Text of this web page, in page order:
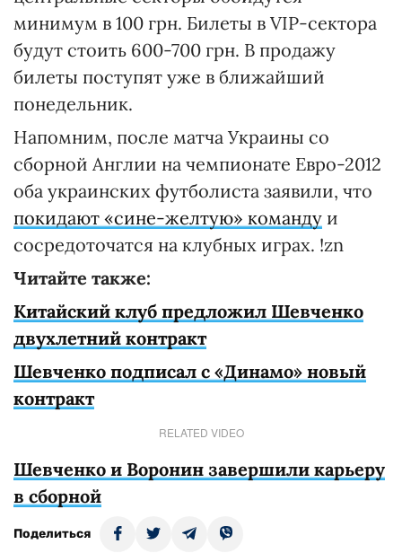
минимум в 100 грн. Билеты в VIP-сектора
будут стоить 600-700 грн. В продажу
билеты поступят уже в ближайший
понедельник.
Напомним, после матча Украины со
сборной Англии на чемпионате Евро-2012
оба украинских футболиста заявили, что
покидают «сине-желтую» команду и
сосредоточатся на клубных играх. !zn
Читайте также:
Китайский клуб предложил Шевченко
двухлетний контракт
Шевченко подписал с «Динамо» новый
контракт
RELATED VIDEO
Шевченко и Воронин завершили карьеру
в сборной
Поделиться